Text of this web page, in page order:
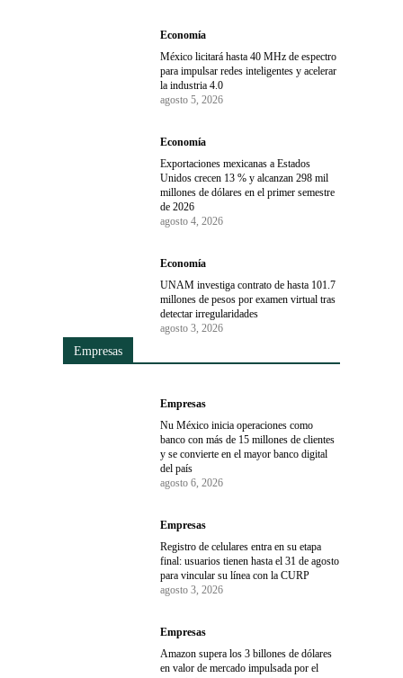
Economía
México licitará hasta 40 MHz de espectro
para impulsar redes inteligentes y acelerar
la industria 4.0
agosto 5, 2026
Economía
Exportaciones mexicanas a Estados
Unidos crecen 13 % y alcanzan 298 mil
millones de dólares en el primer semestre
de 2026
agosto 4, 2026
Economía
UNAM investiga contrato de hasta 101.7
millones de pesos por examen virtual tras
detectar irregularidades
agosto 3, 2026
Empresas
Empresas
Nu México inicia operaciones como
banco con más de 15 millones de clientes
y se convierte en el mayor banco digital
del país
agosto 6, 2026
Empresas
Registro de celulares entra en su etapa
final: usuarios tienen hasta el 31 de agosto
para vincular su línea con la CURP
agosto 3, 2026
Empresas
Amazon supera los 3 billones de dólares
en valor de mercado impulsada por el